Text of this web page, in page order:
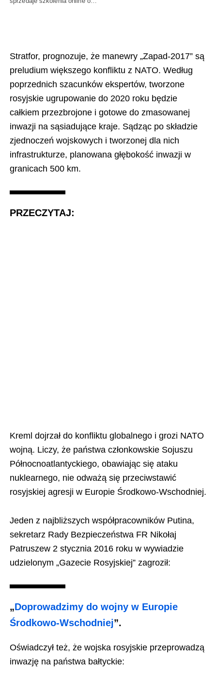
Stratfor, prognozuje, że manewry „Zapad-2017” są
preludium większego konfliktu z NATO. Według
poprzednich szacunków ekspertów, tworzone
rosyjskie ugrupowanie do 2020 roku będzie
całkiem przezbrojone i gotowe do zmasowanej
inwazji na sąsiadujące kraje. Sądząc po składzie
zjednoczeń wojskowych i tworzonej dla nich
infrastrukturze, planowana głębokość inwazji w
granicach 500 km.
PRZECZYTAJ:
Kreml dojrzał do konfliktu globalnego i grozi NATO
wojną. Liczy, że państwa członkowskie Sojuszu
Północnoatlantyckiego, obawiając się ataku
nuklearnego, nie odważą się przeciwstawić
rosyjskiej agresji w Europie Środkowo-Wschodniej.
Jeden z najbliższych współpracowników Putina,
sekretarz Rady Bezpieczeństwa FR Nikołaj
Patruszew 2 stycznia 2016 roku w wywiadzie
udzielonym „Gazecie Rosyjskiej” zagroził:
„Doprowadzimy do wojny w Europie
Środkowo-Wschodniej”.
Oświadczył też, że wojska rosyjskie przeprowadzą
inwazję na państwa bałtyckie: